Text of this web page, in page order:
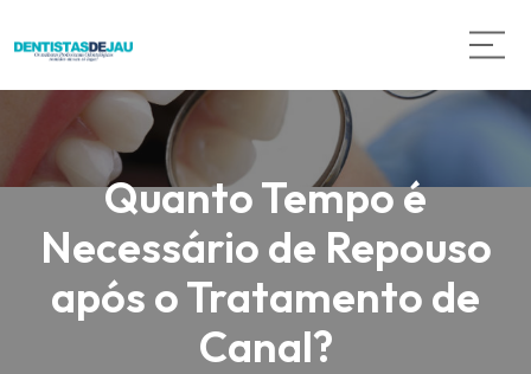
Quanto Tempo é
Necessário de Repouso
após o Tratamento de
Canal?